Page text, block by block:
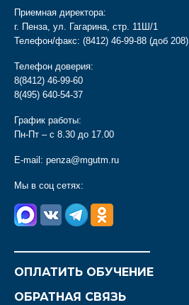
Приемная директора:
г. Пенза, ул. Гагарина, стр. 11Ш/1
Телефон/факс: (8412) 46-99-88 (доб 208)
Телефон доверия:
8(8412) 46-99-60
8(495) 640-54-37
График работы:
Пн-Пт – с 8.30 до 17.00
E-mail: penza@mgutm.ru
Мы в соц сетях:
ОПЛАТИТЬ ОБУЧЕНИЕ
ОБРАТНАЯ СВЯЗЬ